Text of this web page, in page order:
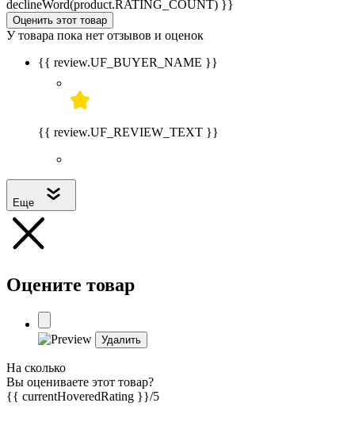
declineWord(product.RATING_COUNT) }}
Оценить этот товар
У товара пока нет отзывов и оценок
{{ review.UF_BUYER_NAME }}
{{ review.UF_REVIEW_TEXT }}
Еще
Оцените товар
Удалить
На сколько
Вы оцениваете этот товар?
{{ currentHoveredRating }}/5